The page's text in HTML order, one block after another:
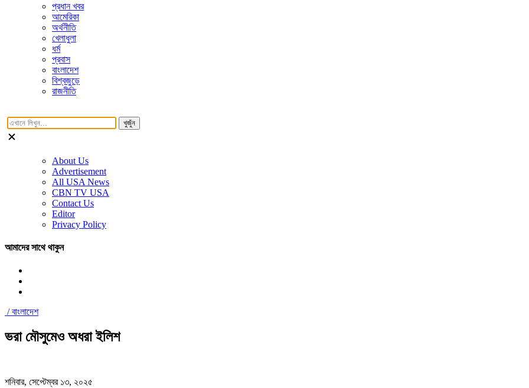
প্রধান খবর
আমেরিকা
অর্থনীতি
খেলাধুলা
ধর্ম
প্রবাস
বাংলাদেশ
বিশ্বজুড়ে
রাজনীতি
খুজুঁন
About Us
Advertisement
All USA News
CBN TV USA
Contact Us
Editor
Privacy Policy
আমাদের সাথে থাকুন
/বাংলাদেশ
ভরা মৌসুমেও অধরা ইলিশ
শনিবার, সেপ্টেম্বর ১৩, ২০২৫